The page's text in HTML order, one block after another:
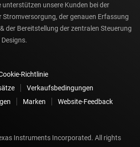
unsere Kunden bei der
der genauen Erfassung
der Bereitstellung der zentralen Steuerung
Richtlinie
Verkaufsbedingungen
Marken
Website-Feedback
Instruments Incorporated. All rights